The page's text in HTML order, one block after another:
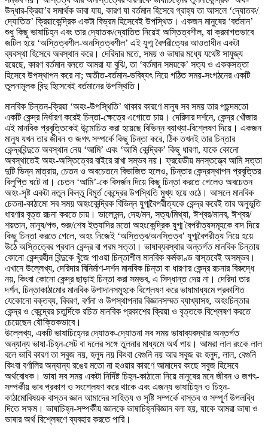
উদ্ধার-ক্রিয়া’র সমার্থক ভাবা যায়, কারণ যা বর্তমান হিসেবে গ্রাহ্য তা আসলে ‘দ্যোতক/
দ্যোতিত’ ক্রিয়াকেন্দ্রিক একটা বিভ্রম হিসেবেই উপস্থিত। একজন মানুষের ‘বর্তমান’
শুধু কিছু ভাষাচিহ্ন এবং তার দ্যোতক/দ্যোতিত নিয়েই অস্তিত্বশীল, যা ক্রমাগতভাবে
জটিল হয়ে ‘অস্তিত্বশীল-অনস্তিত্বশীল’ এই যুগ্ম বৈপরীত্যের আওতাধীন একটা
ব্যবস্থা হিসেবে অবস্থান করে। দেরিদার মতে, সময় ও ভাষার মধ্যে যথেষ্ট সাযুজ্য
রয়েছে, কারণ বর্তমান বলতে আমরা যা বুঝি, তা ‘বর্তমান সময়কে’ সত্য ও এককসত্তা
হিসেবে উপস্থাপন করে না; অতীত-বর্তমান-ভবিষ্যৎ নিয়ে গঠিত সময়-সংগঠনের একটি
তুলনামূলক বিন্দু হিসেবেই বর্তমানের উপস্থিতি।
মানবিক চিন্তন-ক্রিয়া ‘অহং-উপস্থিতি’ থাকার কারণে মানুষ সব সময় তার পছন্দমতো
একটি কেন্দ্র নির্ধারণ করেই চিন্তা-ক্ষেত্রে এগোতে চায়। দেরিদার দর্শনে, কেন্দ্র খোঁজার
এই মানবিক প্রবৃত্তিকেই উন্মোচিত করা হয়েছে বিভিন্ন ব্যাখ্যা-বিশ্লেষণ দিয়ে। একজন
মানুষ যখন তার জীবন ও জগৎ সম্পর্কে কিছু চিন্তা করে, ঠিক তখনই তার চিন্তার
কেন্দ্রবিন্দুতে অবস্থান নেয় ‘আমি’ এবং ‘আমি কেন্দ্রিক’ কিছু ধারণা, যাকে কোনো
অবস্থাতেই অহং-অস্তিত্বের বাইরে রাখা সম্ভব নয়। ফ্রয়েডীয় মনস্তত্ত্বে আমি সত্তা
দুটি ভিন্ন মাত্রায়, চেতন ও অবচেতনে বিভাজিত হলেও, চিন্তার কেন্দ্রস্থাপন প্রবৃত্তির
বিলুপ্তি ঘটে না। চেতন ‘আমি’-কে বিসর্জন দিয়ে কিছু চিন্তা করতে গেলেও অবচেতন
অহং-সৃষ্ট একটা নতুন কিন্তু বিমূর্ত কেন্দ্রের উপস্থিতি মুখ্য হয়ে ওঠে। আসলে মানবিক
চেতনা-কাঠামো সব সময় অহংকেন্দ্রিক বিভিন্ন যুগ্মবৈপরীত্যকে কেন্দ্র করেই তার অনুভূতি
ধারণার বৃত্ত রচনা করতে চায়। ভালোমন্দ, দেহ/মন, সত্য/মিথ্যা, ঈশ্বর/মানব, ঈশ্বর/
শয়তান, মানুষ/পশু, শুরু/শেষ ইত্যাদির মতো অহংকেন্দ্রিক যুগ্ম বৈপরীত্যসমূহকে বাদ দিয়ে
কিছু চিন্তা করতে গেলে, অহং নিজেই ‘অস্তিত্ব/অনস্তিত্ব’ যুগ্মবৈপরীত্য নিয়ে হয়ে
উঠে অস্তিত্বের প্রধান কেন্দ্র বা পরম সত্তা। ভাষাব্যবস্থার অন্তর্গত মানবিক চিন্তায়
কোনো কেন্দ্রহীন বিন্দুকে খুঁজে পাওয়া চিন্তাশীল মানবিক কর্মকাণ্ড বাস্তবেই অসম্ভব।
এখানে উল্লেখ্য, দেরিদার বিনির্মাণ-দর্শন মানবিক চিন্তা বা ধারণার কেন্দ্র রচনার বিরুদ্ধে
নয়, কিংবা কোনো কেন্দ্র ছাড়াই চিন্তা করা সম্ভব, এ সিদ্ধান্ত দেয় না। দেরিদা তার
দর্শন, চিন্তাকাঠামোর মানবিক উপাদানসমূহকে বিশ্লেষণ করে ভাষামাধ্যমে প্রকাশিত
যেকোনো বক্তব্য, বিবরণ, বর্ণনা ও উপস্থাপনার বিজ্ঞানসম্মত ব্যাখ্যাসহ, অহংচিন্তার
কেন্দ্র ও কেন্দ্রের চতুর্দিকে রচিত মানবিক প্রকাশের ক্রিয়া ও বৃত্তকে বিশ্লেষণ করতে
চেয়েছেন যৌক্তিকভাবে।
উল্লেখ্য, একটি ভাষাচিহ্নের দ্যোতক-দ্যোতনা সব সময় ভাষাব্যবস্থার অন্তর্গত
অন্যান্য ভাষা-চিহ্ন-সেট বা দলের সঙ্গে তুলনার মাধ্যমে অর্থ পায়। আমরা লাল রংকে লাল
বলে ভাবি কারণ তা সবুজ নয়, হলুদ নয় কিংবা বেগুনি নয় আর সবুজ রং হলুদ, লাল, বেগুনি
কিংবা বর্ণালির অন্যান্য রঙের মতো না হওয়ার কারণে আমাদের কাছে সবুজ হিসেবে
অর্থবোধক। ভাষা সব সময় একটা নির্দিষ্ট চিহ্ন-কাঠামো নিয়ে মানুষের মনে জীবন ও জগৎ-
সম্পর্কীয় ভাব প্রকাশ ও সংশ্লেষণ করে থাকে এবং এজন্য ভাষাচিহ্ন ও চিহ্ন-
কাঠামোবিষয়ক বাস্তব জ্ঞান আমাদের সাহিত্য ও সৃষ্টি সম্পর্কে বাস্তব ও সম্পূর্ণ উপলব্ধি
দিতে সক্ষম। ভাষাচিহ্ন-সম্পর্কীয় জ্ঞানকে ভাষাচিহ্নবিজ্ঞান বলা হয়, যাকে আমরা ভাষা ও
ভাষার অর্থ বিশ্লেষণে ব্যবহার করতে পারি।